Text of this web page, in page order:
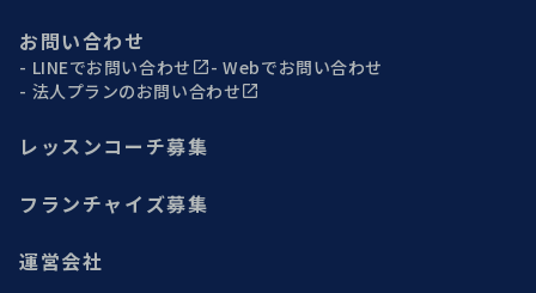
お問い合わせ
LINEでお問い合わせ
Webでお問い合わせ
法人プランのお問い合わせ
レッスンコーチ募集
フランチャイズ募集
運営会社